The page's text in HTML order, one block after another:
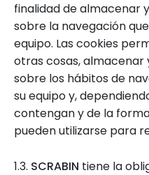
finalidad de almacenar
sobre la navegación
equipo. Las cookies
otras cosas,
sobre los hábitos de
su equipo y,
contengan y de la
pueden utilizarse para
1.3. SCRABIN tiene la